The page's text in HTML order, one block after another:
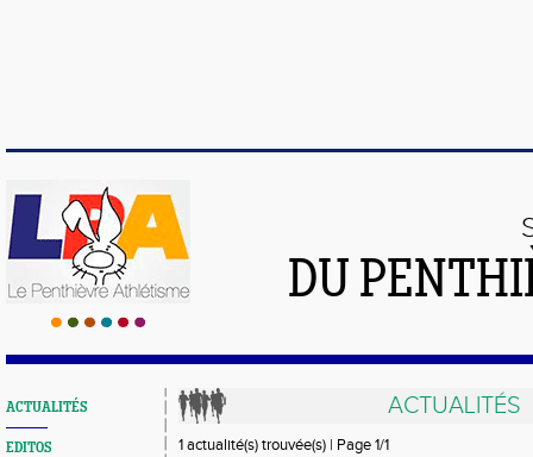
DU
ACTUALITÉS
EDITOS
ACTUALITÉS
1 actualité(s) trouvée(s) | Page 1/1